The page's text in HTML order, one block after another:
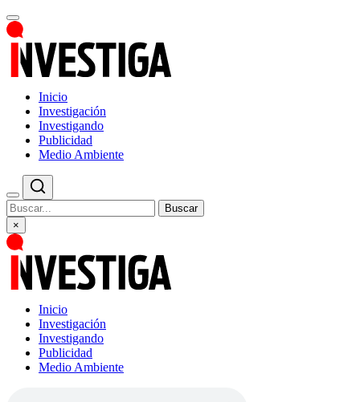
Inicio
Investigación
Investigando
Publicidad
Medio Ambiente
Buscar
×
Inicio
Investigación
Investigando
Publicidad
Medio Ambiente